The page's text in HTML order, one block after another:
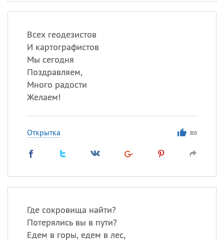
Всех геодезистов
И картографистов
Мы сегодня
Поздравляем,
Много радости
Желаем!
Открытка 303
Где сокровища найти?
Потерялись вы в пути?
Едем в горы, едем в лес,